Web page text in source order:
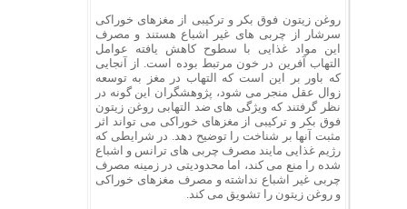
روغن زیتون فوق بکر و ترکیبی از مغزهای خوراکی
سرشار از چربی های غیر اشباع هستند و مصرف
این مواد غذایی با سطوح کاهش یافته عوامل
التهاب آفرین در خون مرتبط بوده است. از آنجایی
که باور بر این است که التهاب در مغز به توسعه
زوال عقل منجر می شود، پژوهشگران این گونه در
نظر گرفتند که ویژگی های ضد التهابی روغن زیتون
فوق بکر و ترکیبی از مغزهای خوراکی می تواند اثر
مثبت آنها بر شناخت را توضیح دهد. در شرایطی که
رژیم غذایی مایند مصرف چربی های ترانس و اشباع
شده را منع می کند، اما محدودیتی در زمینه مصرف
چربی غیر اشباع نداشته و مصرف مغزهای خوراکی
و روغن زیتون را تشویق می کند.